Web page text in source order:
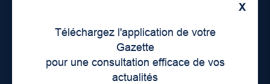
X
Téléchargez l'application de votre
Gazette
pour une consultation efficace de vos
actualités
Lieux de distribution